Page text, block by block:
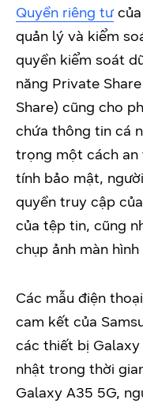
Quyền riêng tư
quản lý và kiểm
quyền kiểm soát
năng Private
Share) cũng cho
chứa thông tin cá
trọng một cách an
tính bảo mật,
quyền truy cập
của tệp tin, cũng
chụp ảnh màn
Các mẫu điện
cam kết của
các thiết bị
nhật trong thời
Galaxy A35 5G,